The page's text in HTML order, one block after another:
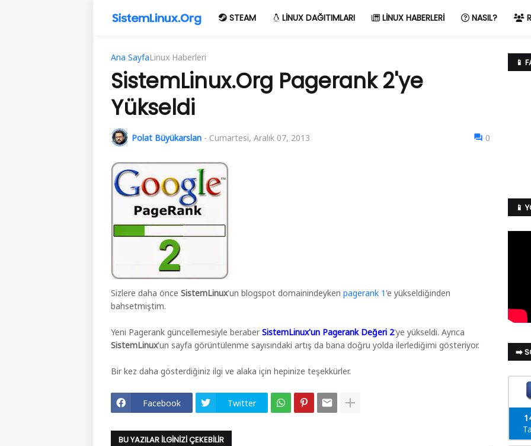
STEAM LINUX DAĞITIMLARI LINUX HABERLERI NASIL?
Ana SayfaLinux Haberleri
SistemLinux.Org Pagerank 2'ye
Yükseldi
Polat Büyükarslan - Cumartesi, Aralık 07, 2013 0
Sizlere daha önce SistemLinux'un blogspot domainindeyken pagerank 1 'e yükseldiğinden
bahsetmiştim.
Yeni Pagerank güncellemesiyle beraber SistemLinux'un Pagerank Değeri 2'ye yükseldi. Ayrıca
SistemLinux'un sayfa görüntülenme sayısındaki artış da bana doğru yolda ilerlediğimi gösteriyor.
Bir kez daha gösterdiğiniz ilgi ve alaka için hepinize teşekkürler.
Facebook Twitter
BU YAZILAR İLGINIZI ÇEKEBILIR
📱
📱
➡️